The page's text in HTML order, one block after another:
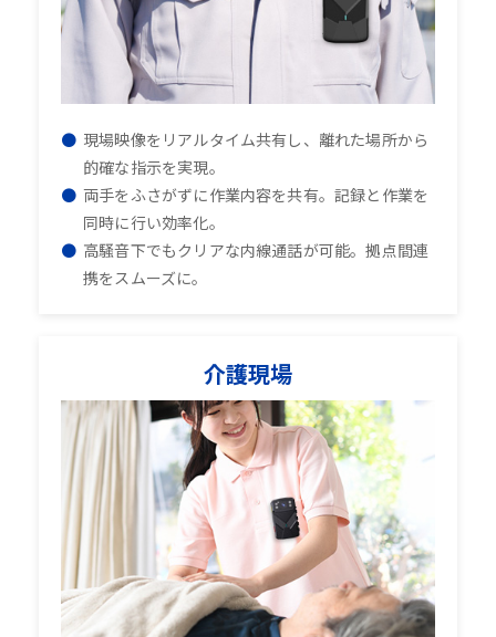
現場映像をリアルタイム共有し、離れた場所から
的確な指示を実現。
両手をふさがずに作業内容を共有。記録と作業を
同時に行い効率化。
高騒音下でもクリアな内線通話が可能。拠点間連
携をスムーズに。
介護現場